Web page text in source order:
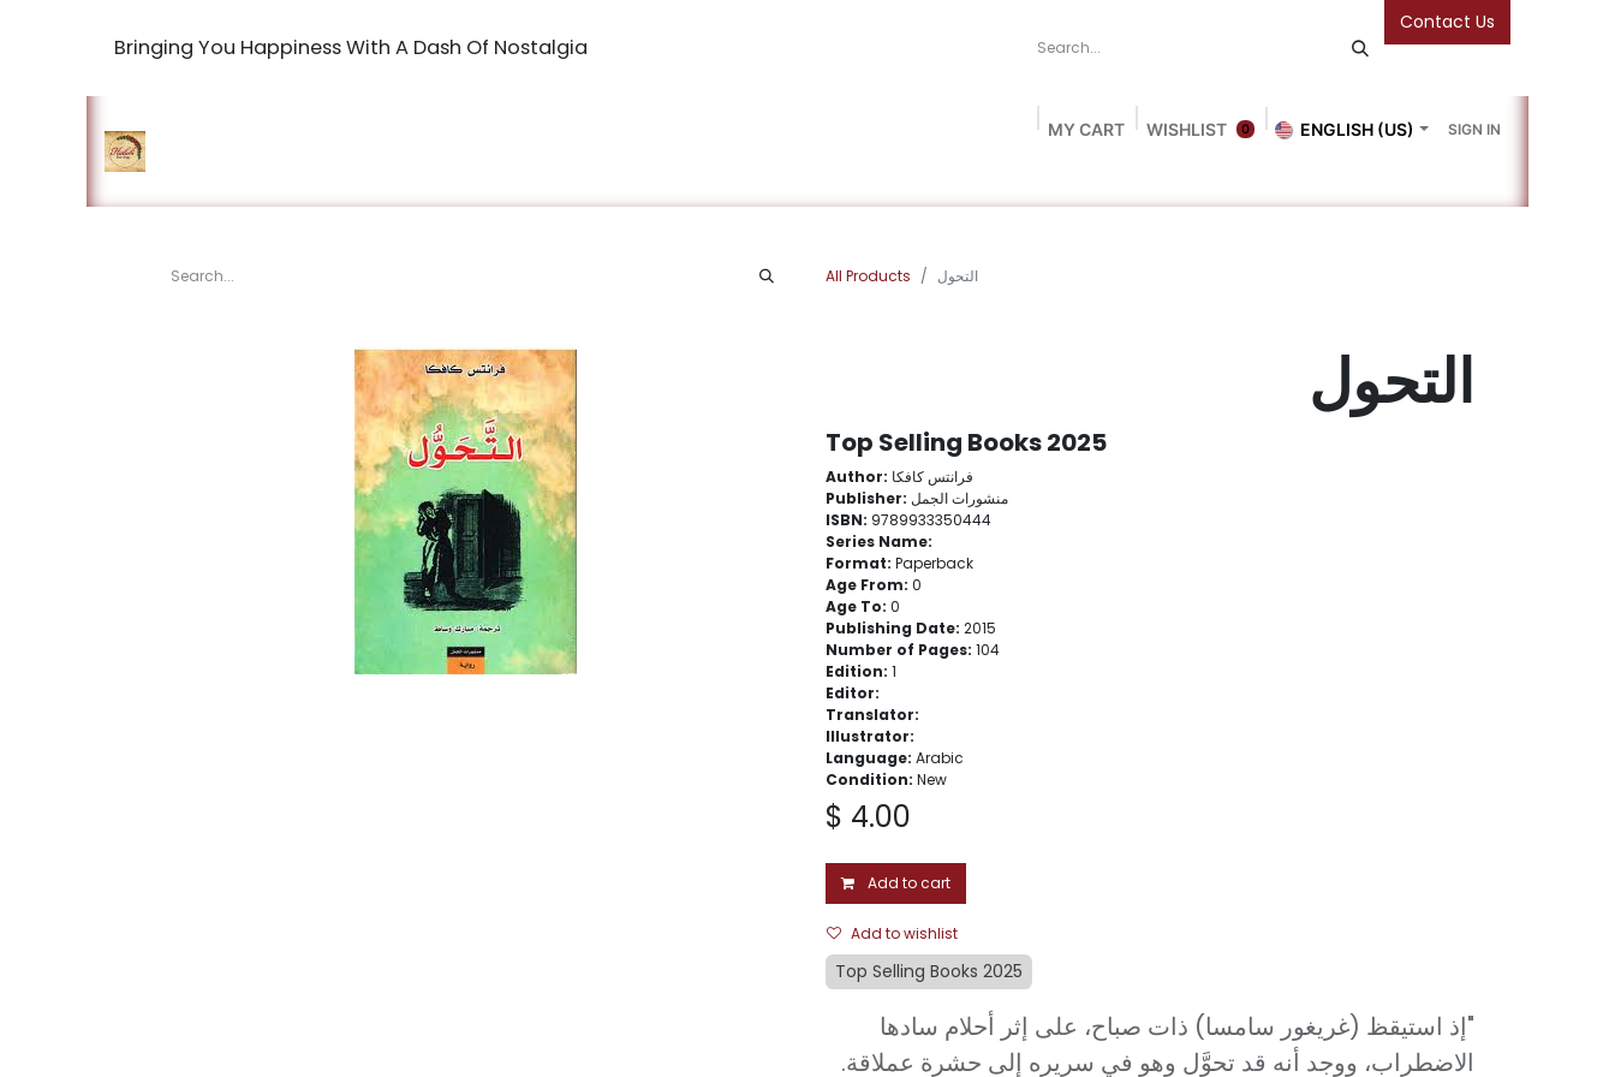
Bringing You Happiness With A Dash Of Nostalgia
Contact Us
MY CART 0
WISHLIST ENGLISH (US) SIGN IN
All Products التحول
التحول
Top Selling Books 2025
Author: فرانتس كافكا
Publisher: منشورات الجمل
ISBN: 9789933350444
Series Name:
Format: Paperback
Age From: 0
Age To: 0
Publishing Date: 2015
Number of Pages: 104
Edition: 1
Editor:
Translator:
Illustrator:
Language: Arabic
Condition: New
$ 4.00
Add to cart
Add to wishlist
Top Selling Books 2025
"إذ استيقظ (غريغور سامسا) ذات صباح، على إثر أحلام سادها
الاضطراب، ووجد أنه قد تحوَّل وهو في سريره إلى حشرة عملاقة.